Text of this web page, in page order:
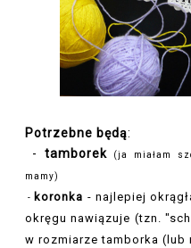
Potrzebne będą:
-tamborek (ja miałam
mamy)
- koronka - najlepiej
okręgu nawiązuje (tzn.
w rozmiarze tamborka (lub